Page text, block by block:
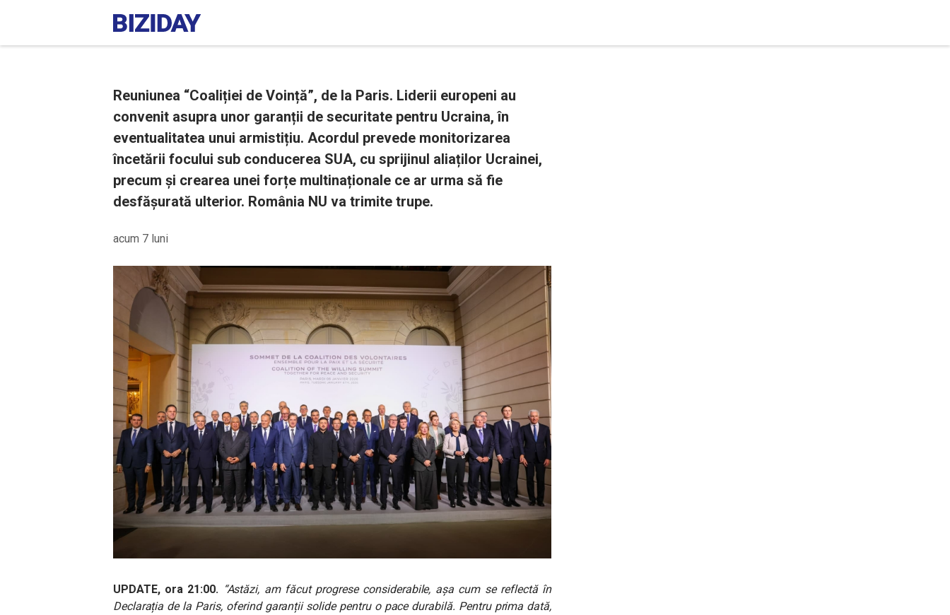
Reuniunea “Coaliției de Voință”, de la Paris. Liderii europeni au
convenit asupra unor garanții de securitate pentru Ucraina, în
eventualitatea unui armistițiu. Acordul prevede monitorizarea
încetării focului sub conducerea SUA, cu sprijinul aliaților Ucrainei,
precum și crearea unei forțe multinaționale ce ar urma să fie
desfășurată ulterior. România NU va trimite trupe.
acum 7 luni
UPDATE, ora 21:00. “Astăzi, am făcut progrese considerabile, așa cum se reflectă în
Declarația de la Paris, oferind garanții solide pentru o pace durabilă. Pentru prima dată,